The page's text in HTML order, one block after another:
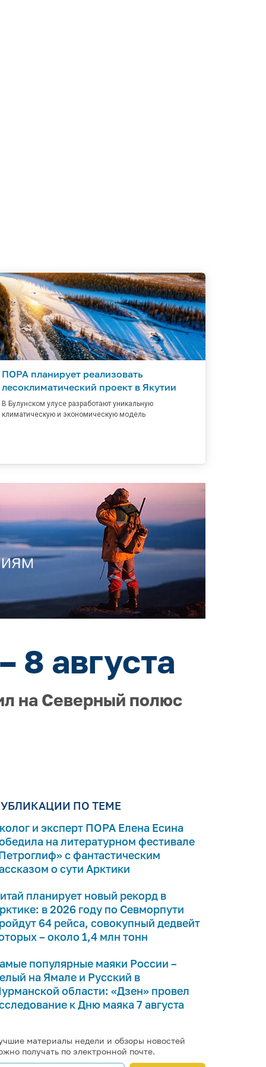
ПОРА планирует реализовать
лесоклиматический проект в Якутии
В Булунском улусе разработают уникальную
климатическую и экономическую модель
8 августа
на Северный полюс
ПО ТЕМЕ
и эксперт ПОРА Елена Есина
на литературном фестивале
с фантастическим
о сути Арктики
планирует новый рекорд в
в 2026 году по Севморпути
64 рейса, совокупный дедвейт
– около 1,4 млн тонн
популярные маяки России –
на Ямале и Русский в
области: «Дзен» провел
к Дню маяка 7 августа
материалы недели и обзоры новостей
получать по электронной почте.